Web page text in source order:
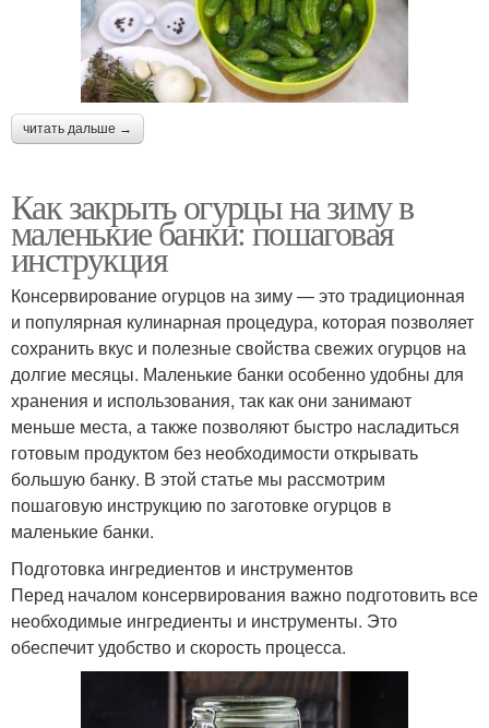
читать дальше →
Как закрыть огурцы на зиму в
маленькие банки: пошаговая
инструкция
Консервирование огурцов на зиму — это традиционная
и популярная кулинарная процедура, которая позволяет
сохранить вкус и полезные свойства свежих огурцов на
долгие месяцы. Маленькие банки особенно удобны для
хранения и использования, так как они занимают
меньше места, а также позволяют быстро насладиться
готовым продуктом без необходимости открывать
большую банку. В этой статье мы рассмотрим
пошаговую инструкцию по заготовке огурцов в
маленькие банки.
Подготовка ингредиентов и инструментов
Перед началом консервирования важно подготовить все
необходимые ингредиенты и инструменты. Это
обеспечит удобство и скорость процесса.